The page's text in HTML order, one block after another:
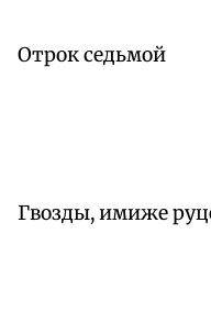
Отрок седьмой
Гвозды, имиже